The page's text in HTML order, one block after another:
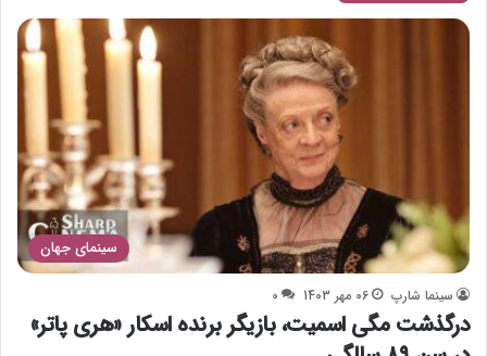
سینمای جهان
سینما شارپ 06 مهر 1403 0
درگذشت مگی اسمیت، بازیگر برنده اسکار «هری پاتر»